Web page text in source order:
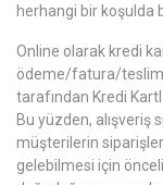
herhangi bir koşulda
Online olarak kredi
ödeme/fatura/
tarafından Kredi
Bu yüzden,
müşterilerin
gelebilmesi için